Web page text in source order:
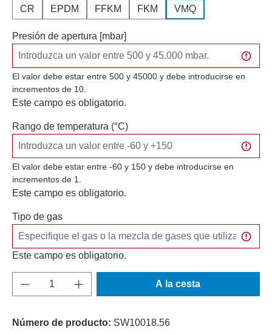
CR EPDM FFKM FKM VMQ
Presión de apertura [mbar]
El valor debe estar entre 500 y 45000 y debe introducirse en
incrementos de 10.
Este campo es obligatorio.
Rango de temperatura (°C)
El valor debe estar entre -60 y 150 y debe introducirse en
incrementos de 1.
Este campo es obligatorio.
Tipo de gas
Este campo es obligatorio.
Cantidad del producto: introduce la
A la cesta
Número de producto: SW10018.56